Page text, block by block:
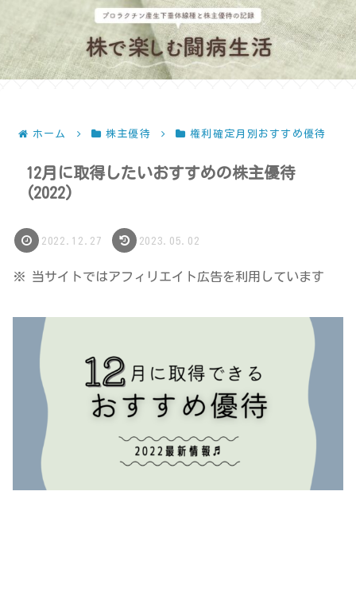
ホーム 株主優待 権利確定月別おすすめ優待
12月に取得したいおすすめの株主優待
(2022)
2022.12.27 2023.05.02
※ 当サイトではアフィリエイト広告を利用しています